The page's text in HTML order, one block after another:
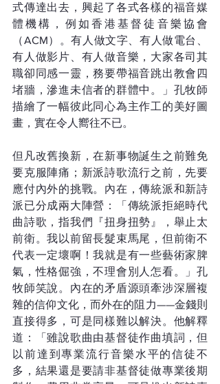
式傳達出去，興起了各式各樣的福音媒
體機構，例如香港基督徒音樂協會
（ACM）。有人做文字、有人做電台、
有人做影片、有人做音樂，大家各司其
職卻同感一靈，務要帶福音跳出教會四
堵牆，滲進未信者的群體中。」孔牧師
描繪了一幅彼此同心為主作工的美好圖
畫，實在令人嚮往不已。
但凡改舊換新，在新事物誕生之前難免
要克服陣痛；新派詩歌流行之前，先要
應付內外的挑戰。內在，傳統派和新詩
派已分成兩大陣營：「傳統派拒絕時代
曲詩歌，指我們『扭身扭勢』，舉止太
前衛。我以前留長髮束馬尾，但前衛不
代表一定壞啊！我就是有一些藝術家脾
氣，性格倔強，不理會別人怎看。」孔
牧師笑說。內在的矛盾源頭牽涉深層複
雜的信仰文化，而外在的阻力——金錢則
直接得多，可是同樣難以解決。他解釋
道：「雖說歌曲由基督徒作曲填詞，但
以前達到專業流行音樂水平的信徒不
多，結果還是要請非基督徒做專業後期